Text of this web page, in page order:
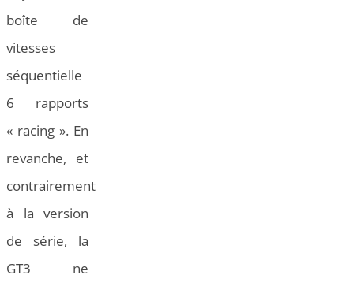
boîte de
vitesses
séquentielle
6 rapports
« racing ». En
revanche, et
contrairement
à la version
de série, la
GT3 ne